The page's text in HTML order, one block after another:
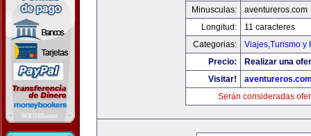
Minusculas:
aventureros.com
Longitud:
11 caracteres
Categorias:
Viajes,Turismo y
Precio:
Realizar una
Visitar!
Serán consideradas